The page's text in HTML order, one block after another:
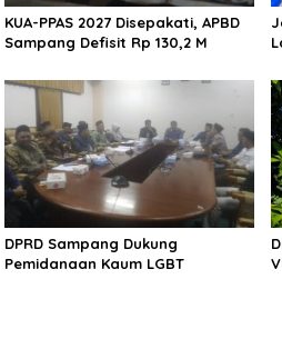
KUA-PPAS 2027 Disepakati, APBD
Sampang Defisit Rp 130,2 M
DPRD Sampang Dukung
Pemidanaan Kaum LGBT